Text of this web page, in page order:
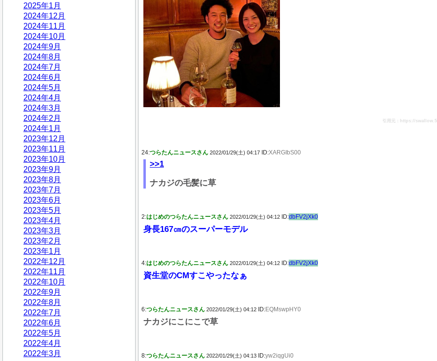
2025年1月
2024年12月
2024年11月
2024年10月
2024年9月
2024年8月
2024年7月
2024年6月
2024年5月
2024年4月
2024年3月
2024年2月
2024年1月
2023年12月
2023年11月
2023年10月
2023年9月
2023年8月
2023年7月
2023年6月
2023年5月
2023年4月
2023年3月
2023年2月
2023年1月
2022年12月
2022年11月
2022年10月
2022年9月
2022年8月
2022年7月
2022年6月
2022年5月
2022年4月
2022年3月
引用元：https://
24:つらたんニュースさん 2022/01/29(土) 04:17 ID:XARGIbS00
>>1
ナカジの毛髪に草
2:はじめのつらたんニュースさん 2022/01/29(土) 04:12 ID:dbFV2jXk0
身長167㎝のスーパーモデル
4:はじめのつらたんニュースさん 2022/01/29(土) 04:12 ID:dbFV2jXk0
資生堂のCMすこやったなぁ
6:つらたんニュースさん 2022/01/29(土) 04:12 ID:EQMswpHY0
ナカジにこにこで草
8:つらたんニュースさん 2022/01/29(土) 04:13 ID:yw2iqgUi0